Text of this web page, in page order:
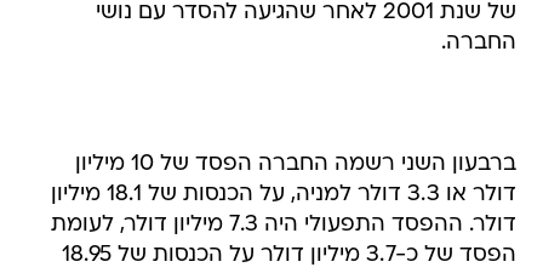
של שנת 2001 לאחר שהגיעה להסדר עם נושי
החברה.
ברבעון השני רשמה החברה הפסד של 10 מיליון
דולר או 3.3 דולר למניה, על הכנסות של 18.1 מיליון
דולר. ההפסד התפעולי היה 7.3 מיליון דולר, לעומת
הפסד של כ-3.7 מיליון דולר על הכנסות של 18.95